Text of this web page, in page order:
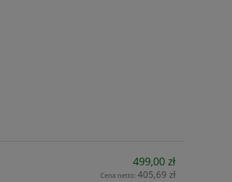
499,00 zł
Cena netto: 405,69 zł